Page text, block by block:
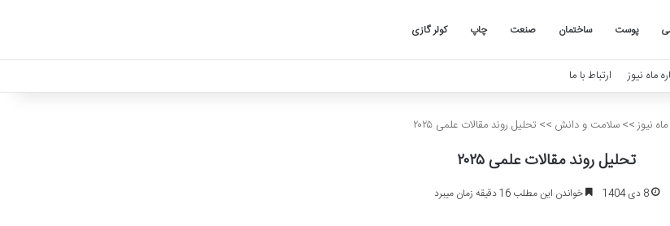
پوست ساختمان صنعت چاپ کولر گازی
ماه نیوز ارتباط با ما
ماه نیوز>> سلامت و دانش >> تحلیل روند مقالات علمی ۲۰۲۵
تحلیل روند مقالات علمی ۲۰۲۵
8 دی 1404 خواندن این مطلب 16 دقیقه زمان میبرد